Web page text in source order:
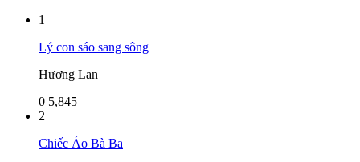
1
Lý con sáo sang sông
Hương Lan
0 5,845
2
Chiếc Áo Bà Ba